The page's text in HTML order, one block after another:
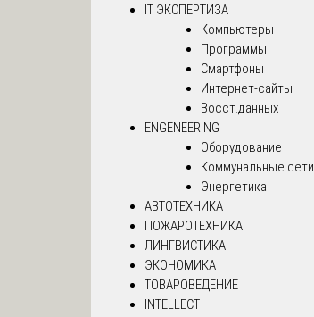
IT ЭКСПЕРТИЗА
Компьютеры
Программы
Смартфоны
Интернет-сайты
Восст.данных
ENGENEERING
Оборудование
Коммунальные сети
Энергетика
АВТОТЕХНИКА
ПОЖАРОТЕХНИКА
ЛИНГВИСТИКА
ЭКОНОМИКА
ТОВАРОВЕДЕНИЕ
INTELLECT